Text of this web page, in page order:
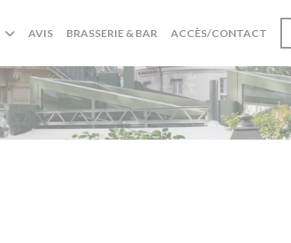
AVIS BRASSERIE & BAR ACCÈS/CONTACT